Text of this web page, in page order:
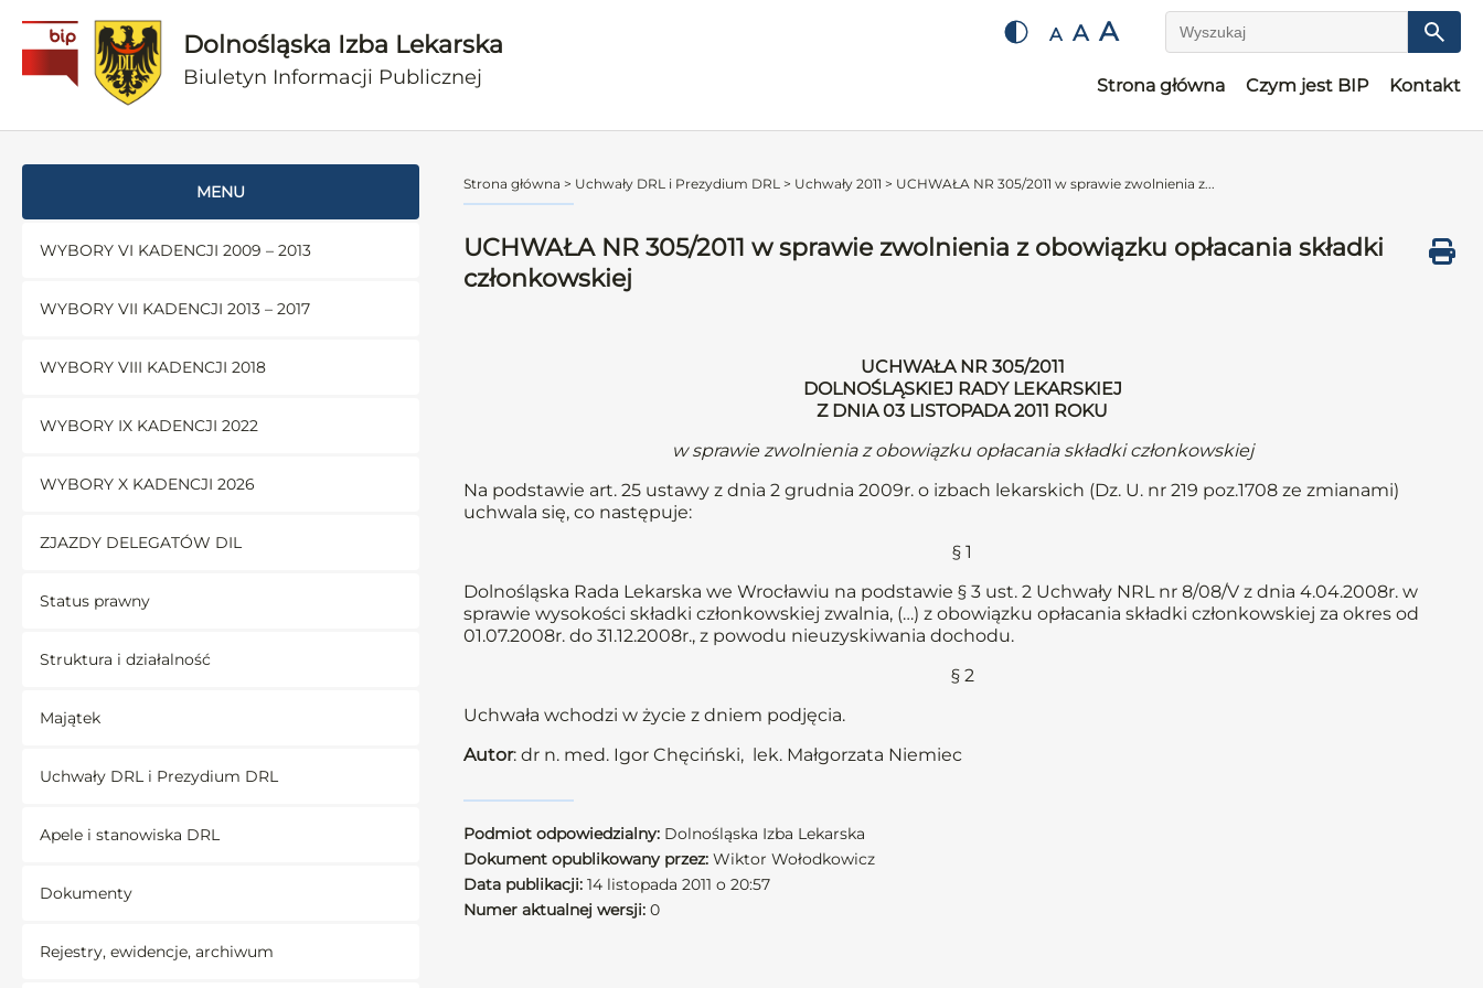
Dolnośląska Izba Lekarska
Biuletyn Informacji Publicznej
A A A Wyszukaj
Strona główna Czym jest BIP Kontakt
MENU
WYBORY VI KADENCJI 2009 – 2013
WYBORY VII KADENCJI 2013 – 2017
WYBORY VIII KADENCJI 2018
WYBORY IX KADENCJI 2022
WYBORY X KADENCJI 2026
ZJAZDY DELEGATÓW DIL
Status prawny
Struktura i działalność
Majątek
Uchwały DRL i Prezydium DRL
Apele i stanowiska DRL
Dokumenty
Rejestry, ewidencje, archiwum
Strona główna > Uchwały DRL i Prezydium DRL > Uchwały 2011 > UCHWAŁA NR 305/2011 w sprawie zwolnienia z...
UCHWAŁA NR 305/2011 w sprawie zwolnienia z obowiązku opłacania składki
członkowskiej
UCHWAŁA NR 305/2011
DOLNOŚLĄSKIEJ RADY LEKARSKIEJ
Z DNIA 03 LISTOPADA 2011 ROKU
w sprawie zwolnienia z obowiązku opłacania składki członkowskiej
Na podstawie art. 25 ustawy z dnia 2 grudnia 2009r. o izbach lekarskich (Dz. U. nr 219 poz.1708 ze zmianami)
uchwala się, co następuje:
§ 1
Dolnośląska Rada Lekarska we Wrocławiu na podstawie § 3 ust. 2 Uchwały NRL nr 8/08/V z dnia 4.04.2008r. w
sprawie wysokości składki członkowskiej zwalnia, (…) z obowiązku opłacania składki członkowskiej za okres od
01.07.2008r. do 31.12.2008r., z powodu nieuzyskiwania dochodu.
§ 2
Uchwała wchodzi w życie z dniem podjęcia.
Autor: dr n. med. Igor Chęciński, lek. Małgorzata Niemiec
Podmiot odpowiedzialny: Dolnośląska Izba Lekarska
Dokument opublikowany przez: Wiktor Wołodkowicz
Data publikacji: 14 listopada 2011 o 20:57
Numer aktualnej wersji: 0